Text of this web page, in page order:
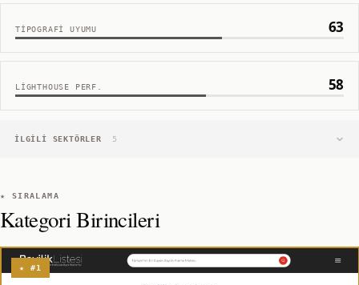
TIPOGRAFI UYUMU 63
LIGHTHOUSE PERF. 58
İLGILI SEKTÖRLER 5
★ SIRALAMA
Kategori Birincileri
★ #1